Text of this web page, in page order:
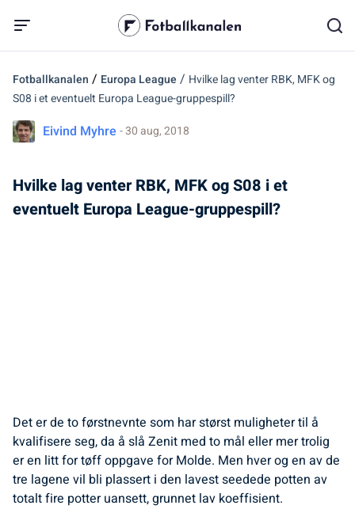
Fotballkanalen / Europa League / Hvilke lag venter RBK, MFK og
S08 i et eventuelt Europa League-gruppespill?
Eivind Myhre - 30 aug, 2018
Hvilke lag venter RBK, MFK og S08 i et
eventuelt Europa League-gruppespill?
Det er de to førstnevnte som har størst muligheter til å
kvalifisere seg, da å slå Zenit med to mål eller mer trolig
er en litt for tøff oppgave for Molde. Men hver og en av de
tre lagene vil bli plassert i den lavest seedede potten av
totalt fire potter uansett, grunnet lav koeffisient.